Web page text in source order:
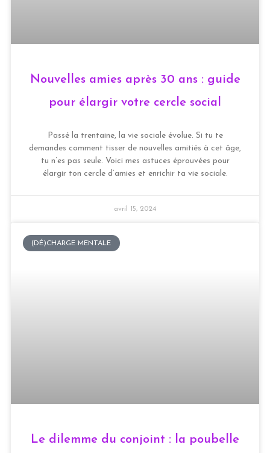
Nouvelles amies après 30 ans : guide
pour élargir votre cercle social
Passé la trentaine, la vie sociale évolue. Si tu te
demandes comment tisser de nouvelles amitiés à cet âge,
tu n’es pas seule. Voici mes astuces éprouvées pour
élargir ton cercle d’amies et enrichir ta vie sociale.
avril 15, 2024
(DÉ)CHARGE MENTALE
Le dilemme du conjoint : la poubelle